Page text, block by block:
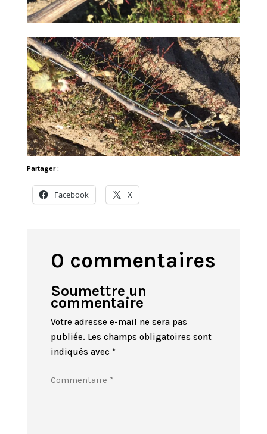
Partager :
Facebook X
0 commentaires
Soumettre un
commentaire
Votre adresse e-mail ne sera pas
publiée. Les champs obligatoires sont
indiqués avec *